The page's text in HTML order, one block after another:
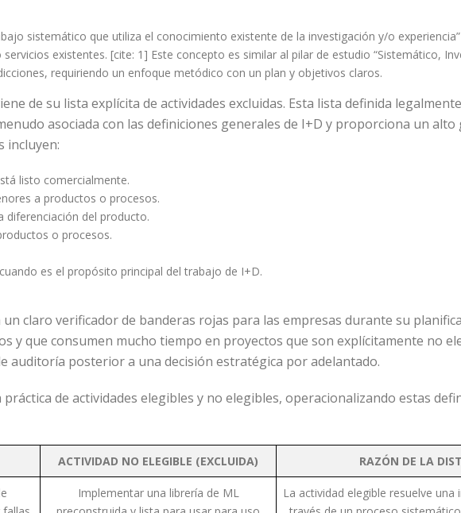
sistemático que utiliza el conocimiento existente de la investigación y/o
existentes. [cite: 1] Este concepto es similar al pilar de estudio “Sistemático,
requiriendo un enfoque metódico con un plan y objetivos claros.
de su lista explícita de actividades excluidas. Esta lista definida
asociada con las definiciones generales de I+D y proporciona un alto
incluyen:
listo comercialmente.
a productos o procesos.
diferenciación del producto.
o procesos.
es el propósito principal del trabajo de I+D.
claro verificador de banderas rojas para las empresas durante su
y que consumen mucho tiempo en proyectos que son explícitamente no
auditoría posterior a una decisión estratégica por adelantado.
de actividades elegibles y no elegibles, operacionalizando estas
ACTIVIDAD NO ELEGIBLE (EXCLUIDA) RAZÓN DE LA
Implementar una librería de ML
La actividad elegible resuelve